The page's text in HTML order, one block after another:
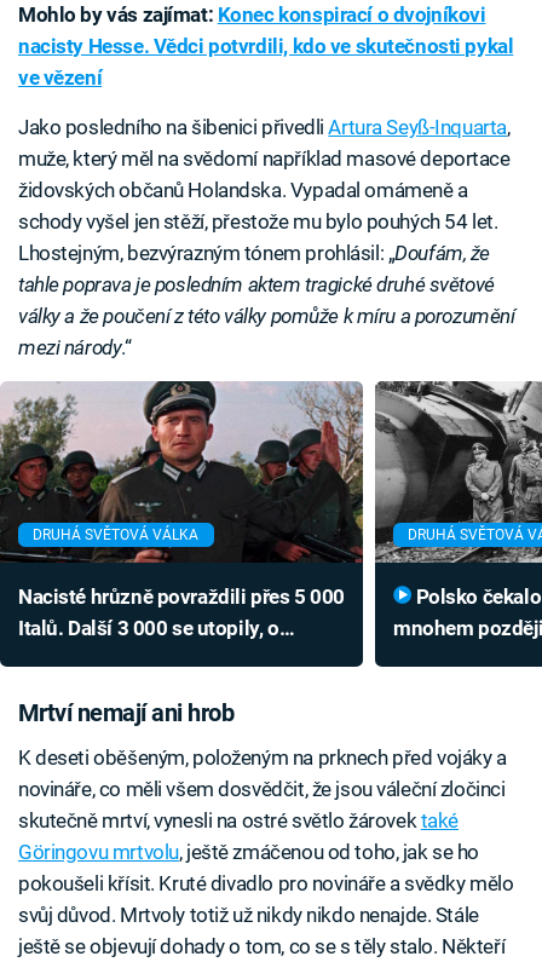
Mohlo by vás zajímat: Konec konspirací o dvojníkovi
nacisty Hesse. Vědci potvrdili, kdo ve skutečnosti pykal
ve vězení
Jako posledního na šibenici přivedliArtura Seyß-Inquarta,
muže, který měl na svědomí například masové deportace
židovských občanů Holandska. Vypadal omámeně a
schody vyšel jen stěží, přestože mu bylo pouhých 54 let.
Lhostejným, bezvýrazným tónem prohlásil: „Doufám, že
tahle poprava je posledním aktem tragické druhé světové
války a že poučení z této války pomůže k míru a porozumění
mezi národy.“
DRUHÁ SVĚTOVÁ VÁLKA
Nacisté hrůzně povraždili přes 5 000
Italů. Další 3 000 se utopily, o
DRUHÁ SVĚTOVÁ
mnohem
Mrtví nemají ani hrob
K deseti oběšeným, položeným na prknech před vojáky a
novináře, co měli všem dosvědčit, že jsou váleční zločinci
skutečně mrtví, vynesli na ostré světlo žárovektaké
Göringovu mrtvolu, ještě zmáčenou od toho, jak se ho
pokoušeli křísit. Kruté divadlo pro novináře a svědky mělo
svůj důvod. Mrtvoly totiž už nikdy nikdo nenajde. Stále
ještě se objevují dohady o tom, co se s těly stalo. Někteří